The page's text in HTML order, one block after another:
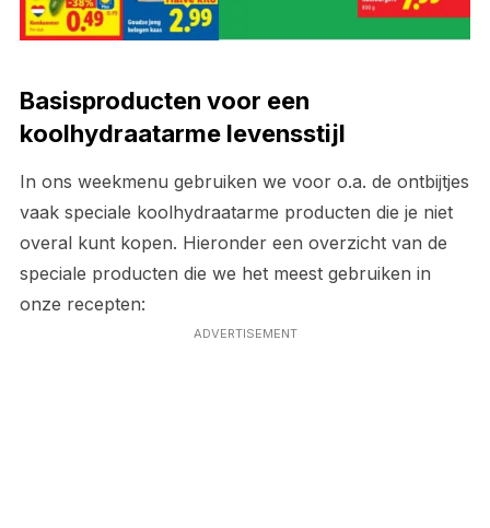
Basisproducten voor een
koolhydraatarme levensstijl
In ons weekmenu gebruiken we voor o.a. de ontbijtjes
vaak speciale koolhydraatarme producten die je niet
overal kunt kopen. Hieronder een overzicht van de
speciale producten die we het meest gebruiken in
onze recepten:
ADVERTISEMENT